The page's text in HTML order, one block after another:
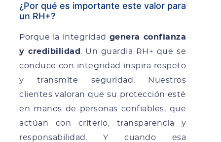
¿Por qué es importante este valor para
un RH+?
Porque la integridad genera confianza
y credibilidad
. Un guardia RH+ que se
conduce con integridad inspira respeto
y transmite seguridad. Nuestros
clientes valoran que su protección esté
en manos de personas confiables, que
actúan con criterio, transparencia y
responsabilidad. Y cuando esa